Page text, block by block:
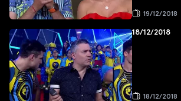
19/12/2018
18/12/2018
18/12/2018